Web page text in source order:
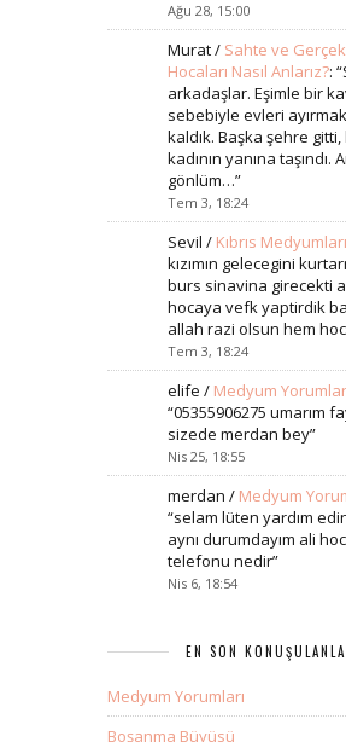
Ağu 28, 15:00
Murat/ Sahte ve
Hocaları Nasıl Anlarız?: “
arkadaşlar. Eşimle bir
sebebiyle evleri
kaldık. Başka şehre
kadının yanına taşındı.
gönlüm…”
Tem 3, 18:24
Sevil / Kıbrıs Medyumları
kızımın gelecegini
burs sinavina girecekti
hocaya vefk yaptirdik
allah razi olsun hem
Tem 3, 18:24
elife / Medyum
“05355906275 umarım
sizede merdan bey”
Nis 25, 18:55
merdan / Medyum
“selam lüten yardım
aynı durumdayım ali
telefonu nedir”
Nis 6, 18:54
EN SON
Medyum Yorumları
Boşanma Büyüsü